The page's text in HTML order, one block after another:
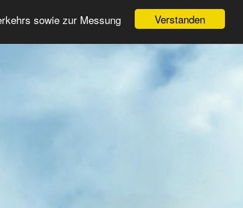
Verstanden
sowie zur Messung